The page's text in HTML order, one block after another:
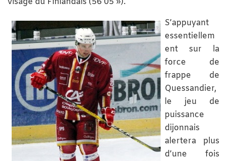
S’appuyant
essentiellem
ent sur la
force de
frappe de
Quessandier,
le jeu de
puissance
dijonnais
alertera plus
d’une fois